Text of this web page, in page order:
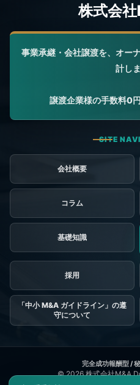
会社概要
コラム
基礎知識
採用
「中小 M&A ガイドライン」の遵
守について
© 2026株式会社M&A